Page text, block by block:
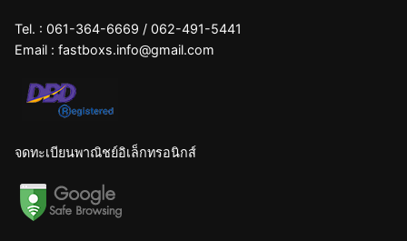
Tel. : 061-364-6669 / 062-491-5441
Email : fastboxs.info@gmail.com
จดทะเบียนพาณิชย์อิเล็กทรอนิกส์